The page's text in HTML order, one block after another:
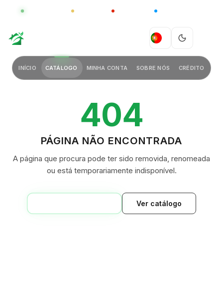
CHINA
PT
INÍCIO CATÁLOGO MINHA CONTA SOBRE NÓS CRÉDITO
404
PÁGINA NÃO ENCONTRADA
A página que procura pode ter sido removida, renomeada
ou está temporariamente indisponível.
Ver catálogo